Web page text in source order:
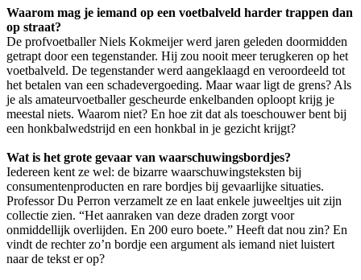
Waarom mag je iemand op een voetbalveld harder trappen dan
op straat?
De profvoetballer Niels Kokmeijer werd jaren geleden doormidden
getrapt door een tegenstander. Hij zou nooit meer terugkeren op het
voetbalveld. De tegenstander werd aangeklaagd en veroordeeld tot
het betalen van een schadevergoeding. Maar waar ligt de grens? Als
je als amateurvoetballer gescheurde enkelbanden oploopt krijg je
meestal niets. Waarom niet? En hoe zit dat als toeschouwer bent bij
een honkbalwedstrijd en een honkbal in je gezicht krijgt?
Wat is het grote gevaar van waarschuwingsbordjes?
Iedereen kent ze wel: de bizarre waarschuwingsteksten bij
consumentenproducten en rare bordjes bij gevaarlijke situaties.
Professor Du Perron verzamelt ze en laat enkele juweeltjes uit zijn
collectie zien. “Het aanraken van deze draden zorgt voor
onmiddellijk overlijden. En 200 euro boete.” Heeft dat nou zin? En
vindt de rechter zo’n bordje een argument als iemand niet luistert
naar de tekst er op?